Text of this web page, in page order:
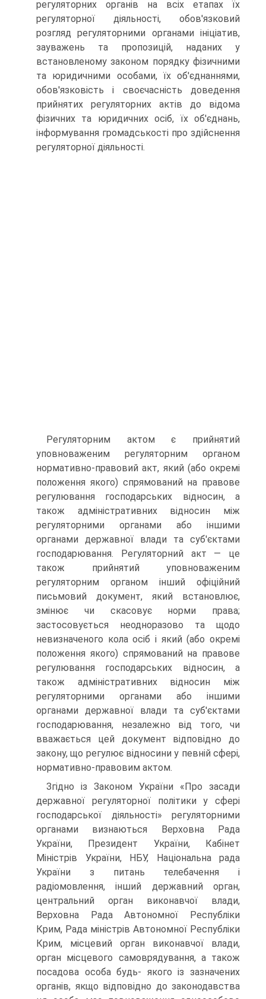
регуляторних органів на всіх етапах їх
регуляторної діяльності, обов'язковий
розгляд регуляторними органами ініціатив,
зауважень та пропозицій, наданих у
встановленому законом порядку фізичними
та юридичними особами, їх об'єднаннями,
обов'язковість і своєчасність доведення
прийнятих регуляторних актів до відома
фізичних та юридичних осіб, їх об'єднань,
інформування громадськості про здійснення
регуляторної діяльності.
Регуляторним актом є прийнятий
уповноваженим регуляторним органом
нормативно-правовий акт, який (або окремі
положення якого) спрямований на правове
регулювання господарських відносин, а
також адміністративних відносин між
регуляторними органами або іншими
органами державної влади та суб'єктами
господарювання. Регуляторний акт — це
також прийнятий уповноваженим
регуляторним органом інший офіційний
письмовий документ, який встановлює,
змінює чи скасовує норми права;
застосовується неодноразово та щодо
невизначеного кола осіб і який (або окремі
положення якого) спрямований на правове
регулювання господарських відносин, а
також адміністративних відносин між
регуляторними органами або іншими
органами державної влади та суб'єктами
господарювання, незалежно від того, чи
вважається цей документ відповідно до
закону, що регулює відносини у певній сфері,
нормативно-правовим актом.
Згідно із Законом України «Про засади
державної регуляторної політики у сфері
господарської діяльності» регуляторними
органами визнаються Верховна Рада
України, Президент України, Кабінет
Міністрів України, НБУ, Національна рада
України з питань телебачення і
радіомовлення, інший державний орган,
центральний орган виконавчої влади,
Верховна Рада Автономної Республіки
Крим, Рада міністрів Автономної Республіки
Крим, місцевий орган виконавчої влади,
орган місцевого самоврядування, а також
посадова особа будь- якого із зазначених
органів, якщо відповідно до законодавства